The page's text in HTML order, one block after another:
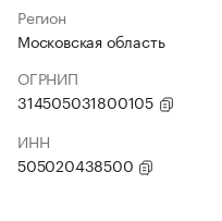
Регион
Московская область
ОГРНИП
314505031800105
ИНН
505020438500